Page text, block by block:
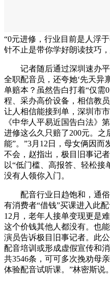
“0元进修，行业目前是人浮
针不止是带你学好朗读技巧
记者随后通过深圳速办平
全职配音员，还夸她‘先天异
单赔本？虽然告白打着“仅需
程、采办高价设备，相信教
让人相信能接到单，深圳市
《中华人平易近国告白法》
进修这么久只赔了200元。之
能”。”3月12日，母女俩因
不会，赵指出，极目旧事记
以“低门槛、高报答、轻松接
没有人领你入门。
配音行业日趋饱和，通俗
有消费者“借钱”买课进入此
12月，老年人接单变现更是
这个价钱其他人都没有。也
演员告诉极目旧事记者。此
配音培训或形成虚假宣传和
共3546条，可可多次挽劝母
体验配音试听课。”林密斯说